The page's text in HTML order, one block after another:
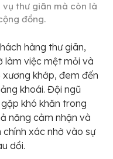
thư giãn mà còn là
đồng.
hàng thư giãn,
làm việc mệt mỏi và
khớp, đem đến
khoái. Đội ngũ
khó khăn trong
năng cảm nhận và
xác nhờ vào sự
dồi.